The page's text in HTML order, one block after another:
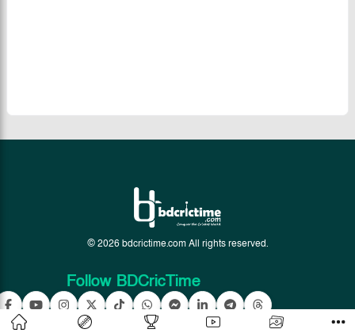
© 2026 bdcrictime.com All rights reserved.
Follow BDCricTime